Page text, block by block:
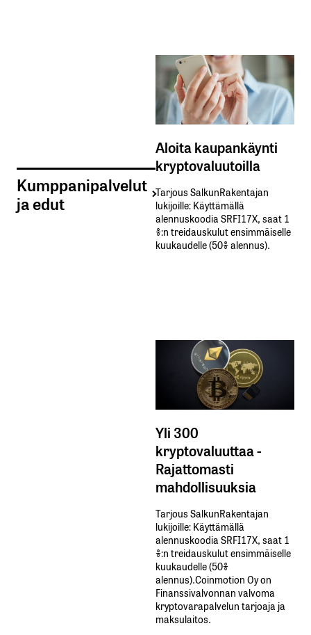
Kumppanipalvelut
ja edut
Aloita kaupankäynti
kryptovaluutoilla
Tarjous SalkunRakentajan
lukijoille: Käyttämällä​ ​
alennuskoodia​ ​SRFI17X,​ ​saat​ ​1
%:n treidauskulut​ ​ensimmäiselle​ ​
kuukaudelle​ ​(50%​ ​alennus).
Yli 300
kryptovaluuttaa -
Rajattomasti
mahdollisuuksia
Tarjous SalkunRakentajan
lukijoille: Käyttämällä​ ​
alennuskoodia​ ​SRFI17X,​ ​saat​ ​1
%:n treidauskulut​ ​ensimmäiselle​ ​
kuukaudelle​ ​(50%​ ​
alennus).Coinmotion Oy on
Finanssivalvonnan valvoma
kryptovarapalvelun tarjoaja ja
maksulaitos.